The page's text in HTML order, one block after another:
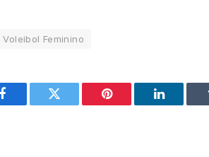
Voleibol Feminino
Facebook Twitter Pinterest LinkedIn